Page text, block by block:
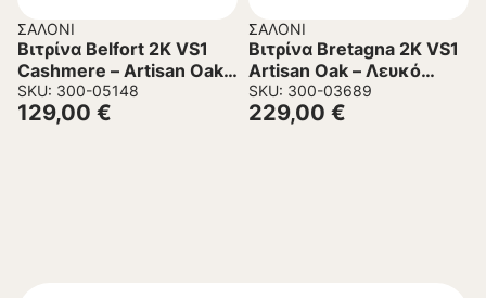
ΣΑΛΌΝΙ
Βιτρίνα Belfort 2K VS1
Cashmere – Artisan Oak
85x40x122 εκ.
SKU: 300-05148
129,00 €
ΣΑΛΌΝΙ
Βιτρίνα Bretagna 2K VS1
Artisan Oak – Λευκό
Γυαλιστερό 96x35x125,5
εκ.
SKU: 300-03689
229,00 €